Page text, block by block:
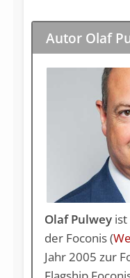
Autor Olaf
Olaf Pulwey
der Foconis (
Jahr 2005 zur